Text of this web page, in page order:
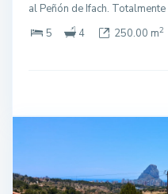
al Peñón de Ifach.
5
4 250.00 m2